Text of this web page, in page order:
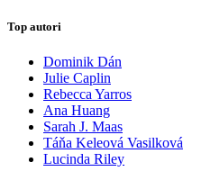
Top autori
Dominik Dán
Julie Caplin
Rebecca Yarros
Ana Huang
Sarah J. Maas
Táňa Keleová Vasilková
Lucinda Riley